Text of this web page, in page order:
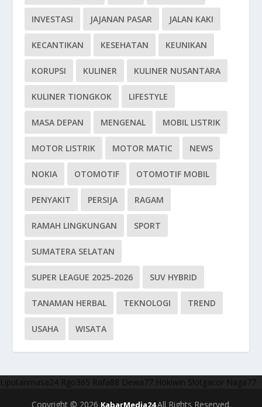
INVESTASI JAJANAN PASAR JALAN KAKI
KECANTIKAN KESEHATAN KEUNIKAN
KORUPSI KULINER KULINER NUSANTARA
KULINER TIONGKOK LIFESTYLE
MASA DEPAN MENGENAL MOBIL LISTRIK
MOTOR LISTRIK MOTOR MATIC NEWS
NOKIA OTOMOTIF OTOMOTIF MOBIL
PENYAKIT PERSIJA RAGAM
RAMAH LINGKUNGAN SPORT
SUMATERA SELATAN
SUPER LEAGUE 2025-2026 SUV HYBRID
TANAMAN HERBAL TEKNOLOGI TREND
USAHA WISATA
Liputanmasa24 Rgo365 Rafa88 Dewa77 Hokiwin Slotgacor Naga77
Copyright © 2026 KabarMedia24All Rights Reserved.